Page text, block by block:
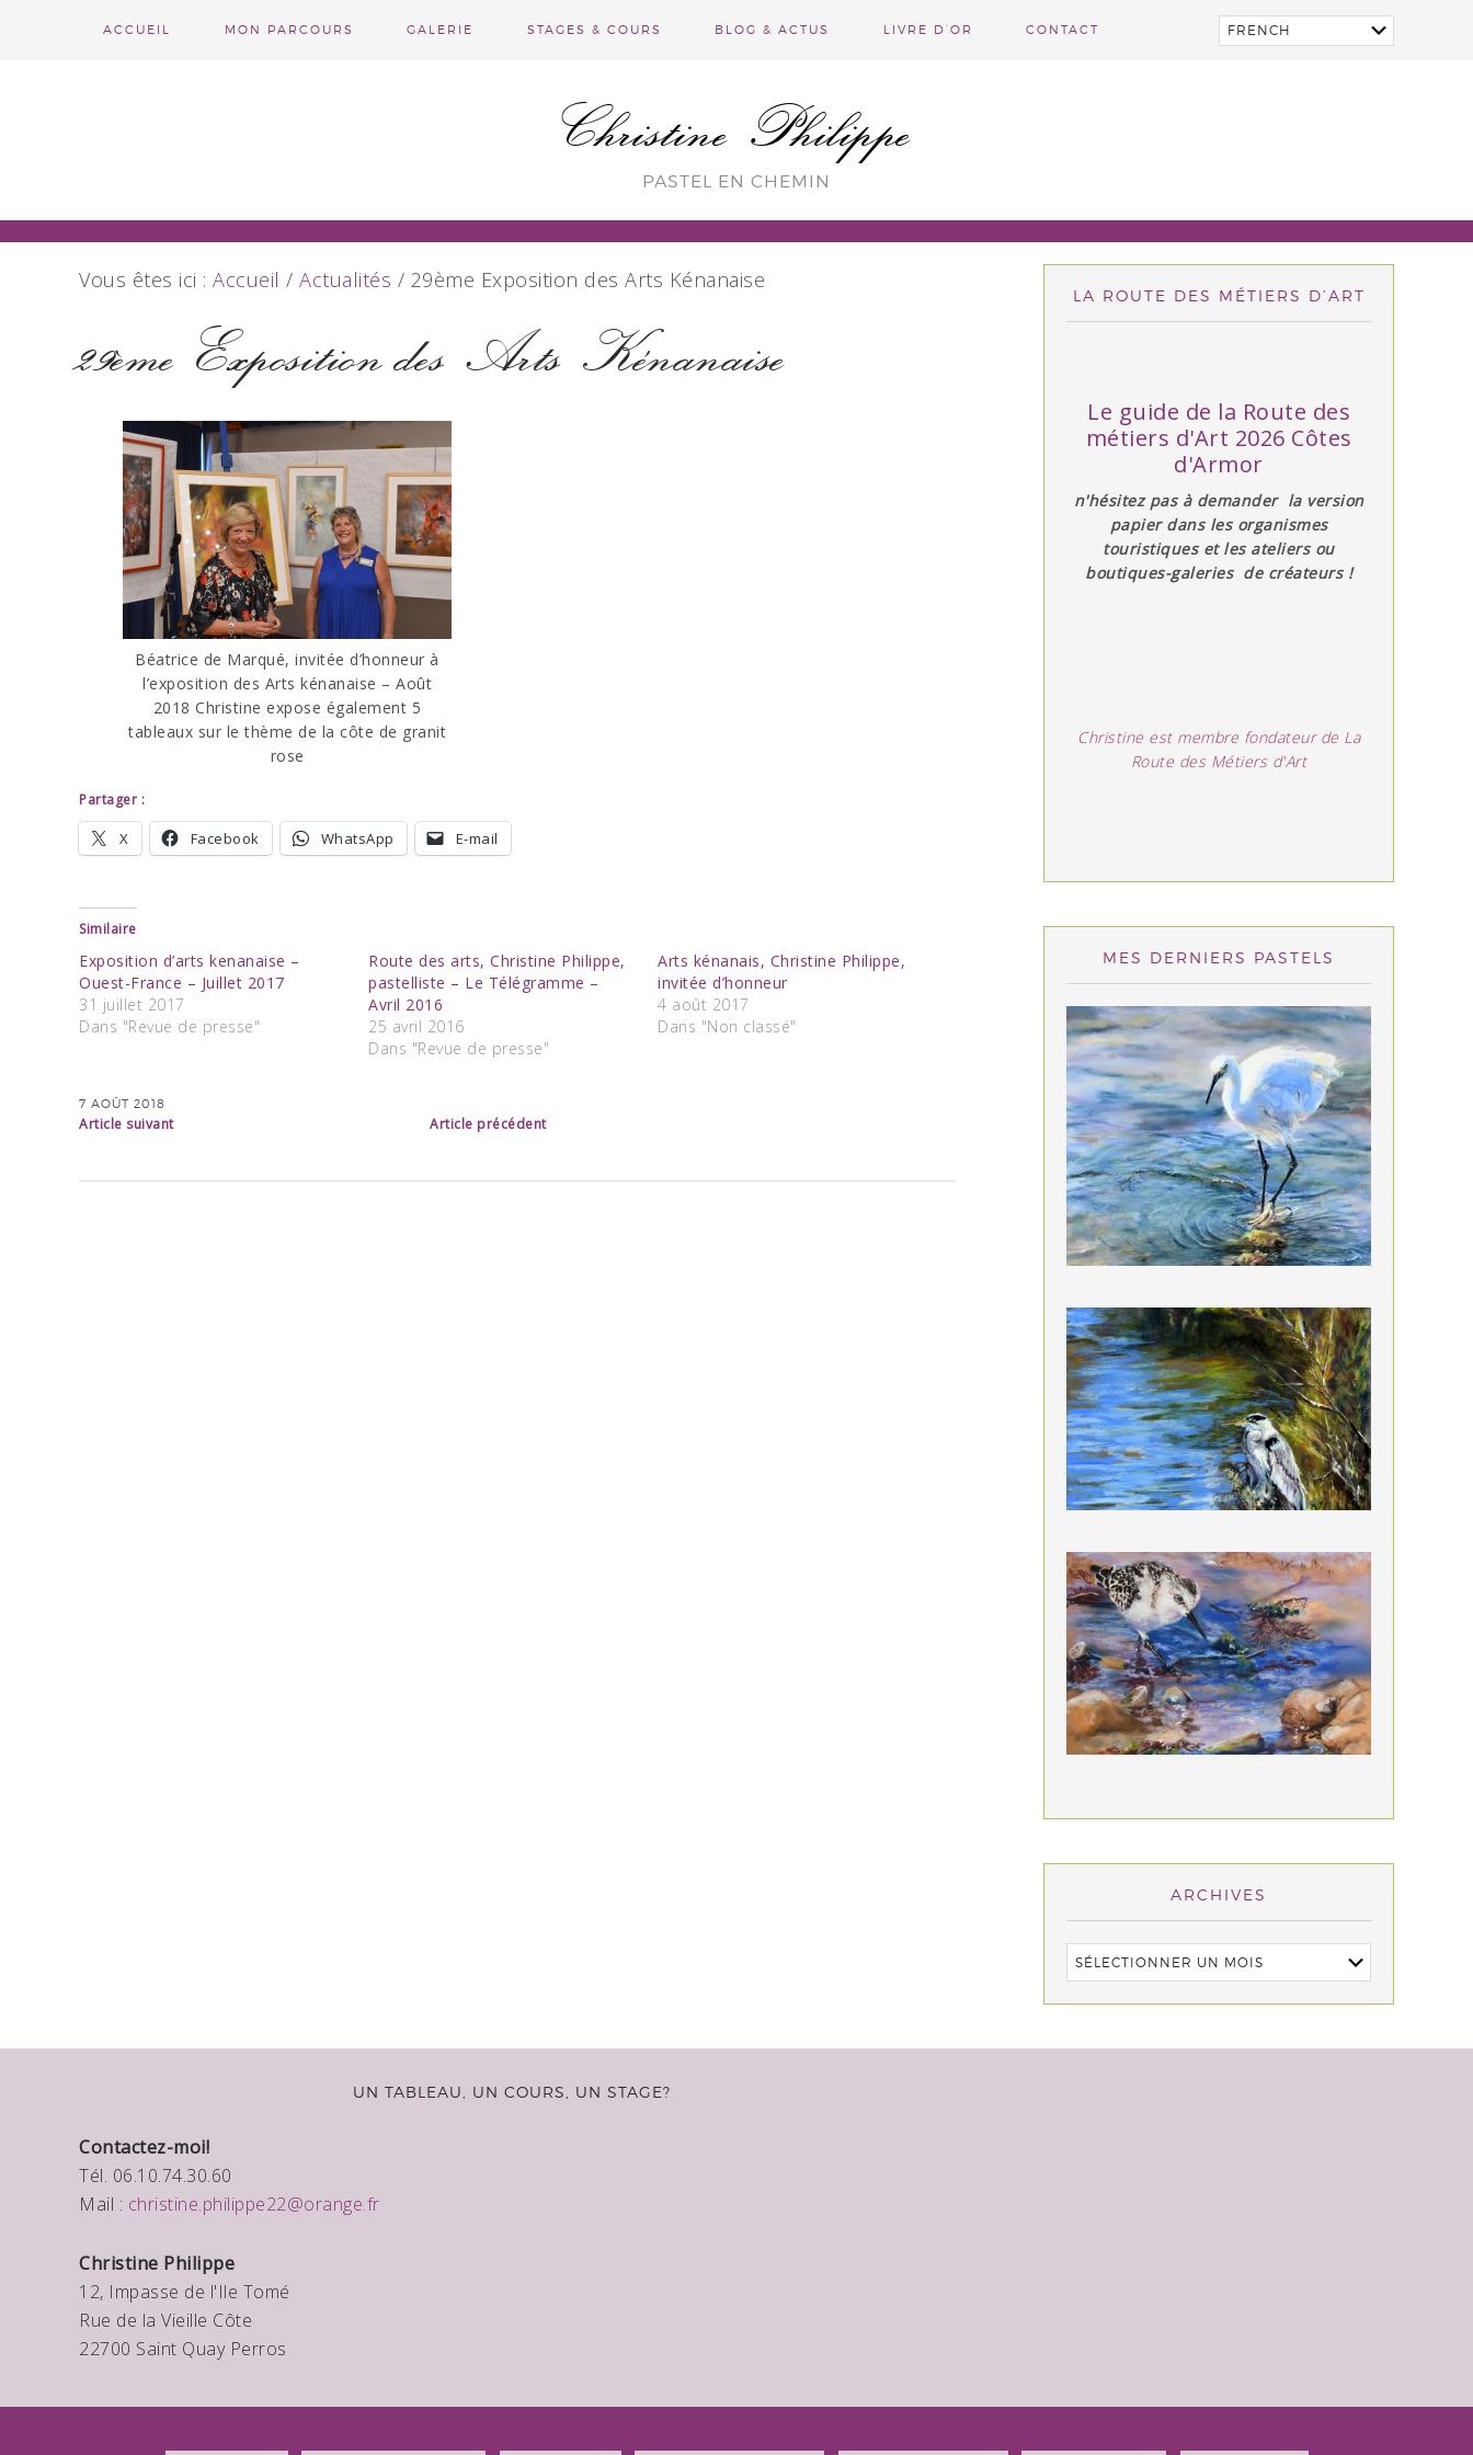
ACCUEIL MON PARCOURS GALERIE STAGES & COURS BLOG & ACTUS LIVRE D’OR CONTACT
Christine Philippe
PASTEL EN CHEMIN
Vous êtes ici : Accueil / Actualités / 29ème Exposition des Arts Kénanaise
29ème Exposition des Arts Kénanaise
Béatrice de Marqué, invitée d’honneur à
l’exposition des Arts kénanaise – Août
2018 Christine expose également 5
tableaux sur le thème de la côte de granit
rose
Partager :
X Facebook WhatsApp E-mail
Similaire
Exposition d’arts kenanaise –
Ouest-France – Juillet 2017
31 juillet 2017
Dans "Revue de presse"
Route des arts, Christine Philippe,
pastelliste – Le Télégramme –
Avril 2016
25 avril 2016
Dans "Revue de presse"
Arts kénanais, Christine Philippe,
invitée d’honneur
4 août 2017
Dans "Non classé"
7 AOÛT 2018
Article suivant Article précédent
LA ROUTE DES MÉTIERS D’ART
Le guide de la Route des
métiers d'Art 2026 Côtes
d'Armor
n'hésitez pas à demander la version
papier dans les organismes
touristiques et les ateliers ou
boutiques-galeries de créateurs !
Christine est membre fondateur de La
Route des Métiers d'Art
MES DERNIERS PASTELS
ARCHIVES
UN TABLEAU, UN COURS, UN STAGE?
Contactez-moi!
Tél. 06.10.74.30.60
Mail : christine.philippe22@orange.fr
Christine Philippe
12, Impasse de l'Ile Tomé
Rue de la Vieille Côte
22700 Saint Quay Perros